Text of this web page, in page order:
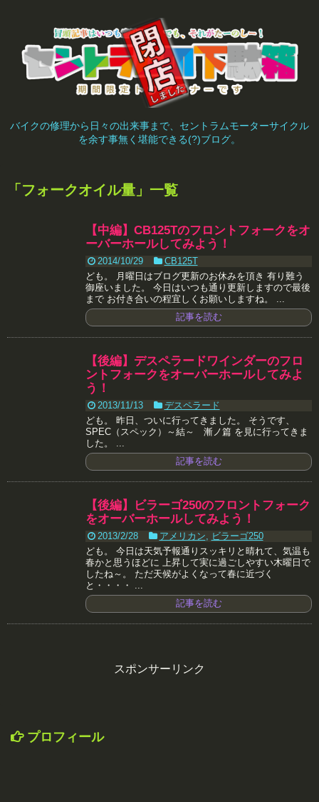
バイクの修理から日々の出来事まで、セントラムモーターサイクル
を余す事無く堪能できる(?)ブログ。
「 フォークオイル量 」 一覧
【中編】CB125Tのフロントフォークをオ
ーバーホールしてみよう！
2014/10/29
CB125T
ども。 月曜日はブログ更新のお休みを頂き 有り難う
御座いました。 今日はいつも通り更新しますので最後
まで お付き合いの程宜しくお願いしますね。 ...
記事を読む
【後編】デスペラードワインダーのフロ
ントフォークをオーバーホールしてみよ
う！
2013/11/13
デスペラード
ども。 昨日、ついに行ってきました。 そうです、
SPEC（スペック）～結～ 漸ノ篇 を見に行ってきま
した。 ...
記事を読む
【後編】ビラーゴ250のフロントフォーク
をオーバーホールしてみよう！
2013/2/28 アメリカン
ビラーゴ250
ども。 今日は天気予報通りスッキリと晴れて、気温も
春かと思うほどに 上昇して実に過ごしやすい木曜日で
したね～。 ただ天候がよくなって春に近づく
と・・・・ ...
記事を読む
スポンサーリンク
プロフィール